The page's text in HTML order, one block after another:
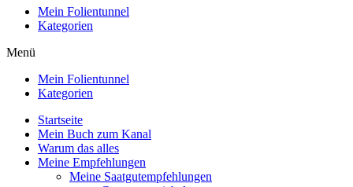
Mein Folientunnel
Kategorien
Menü
Mein Folientunnel
Kategorien
Startseite
Mein Buch zum Kanal
Warum das alles
Meine Empfehlungen
Meine Saatgutempfehlungen